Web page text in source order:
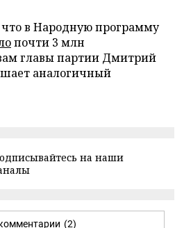
что в Народную программу
почти 3 млн
главы партии Дмитрий
аналогичный
на наши
(2)